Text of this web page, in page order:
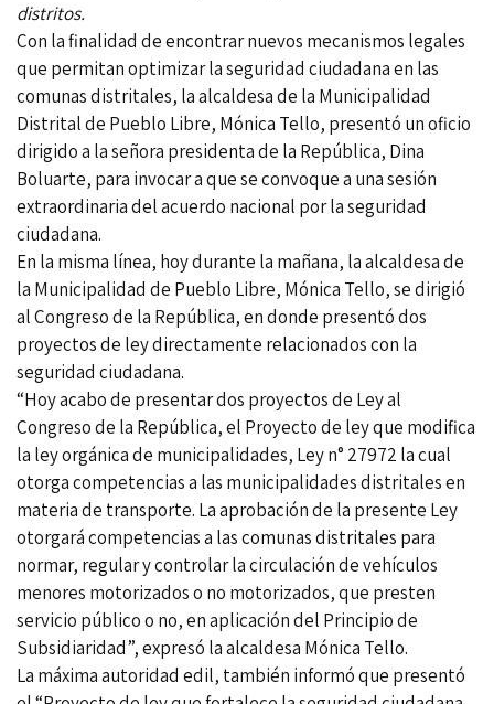
distritos.
Con la finalidad de encontrar nuevos mecanismos legales
que permitan optimizar la seguridad ciudadana en las
comunas distritales, la alcaldesa de la Municipalidad
Distrital de Pueblo Libre, Mónica Tello, presentó un oficio
dirigido a la señora presidenta de la República, Dina
Boluarte, para invocar a que se convoque a una sesión
extraordinaria del acuerdo nacional por la seguridad
ciudadana.
En la misma línea, hoy durante la mañana, la alcaldesa de
la Municipalidad de Pueblo Libre, Mónica Tello, se dirigió
al Congreso de la República, en donde presentó dos
proyectos de ley directamente relacionados con la
seguridad ciudadana.
“Hoy acabo de presentar dos proyectos de Ley al
Congreso de la República, el Proyecto de ley que modifica
la ley orgánica de municipalidades, Ley n° 27972 la cual
otorga competencias a las municipalidades distritales en
materia de transporte. La aprobación de la presente Ley
otorgará competencias a las comunas distritales para
normar, regular y controlar la circulación de vehículos
menores motorizados o no motorizados, que presten
servicio público o no, en aplicación del Principio de
Subsidiaridad”, expresó la alcaldesa Mónica Tello.
La máxima autoridad edil, también informó que presentó